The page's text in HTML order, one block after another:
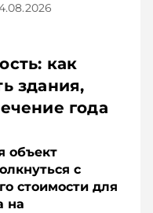
как
здания,
года
объект
с
стоимости для
на